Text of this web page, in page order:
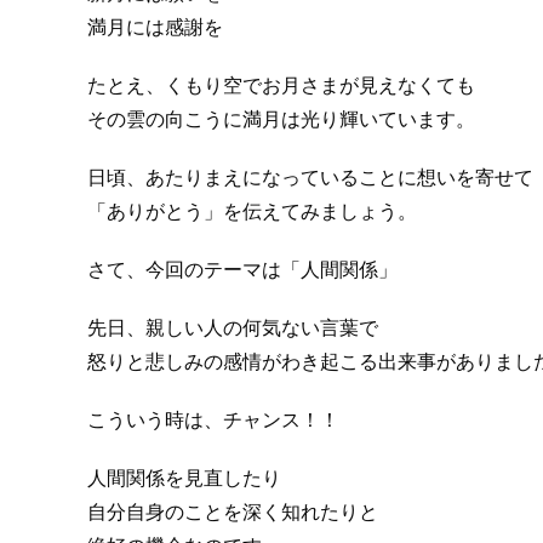
満月には感謝を
たとえ、くもり空でお月さまが見えなくても
その雲の向こうに満月は光り輝いています。
日頃、あたりまえになっていることに想いを寄せて
「ありがとう」を伝えてみましょう。
さて、今回のテーマは「人間関係」
先日、親しい人の何気ない言葉で
怒りと悲しみの感情がわき起こる出来事がありまし
こういう時は、チャンス！！
人間関係を見直したり
自分自身のことを深く知れたりと